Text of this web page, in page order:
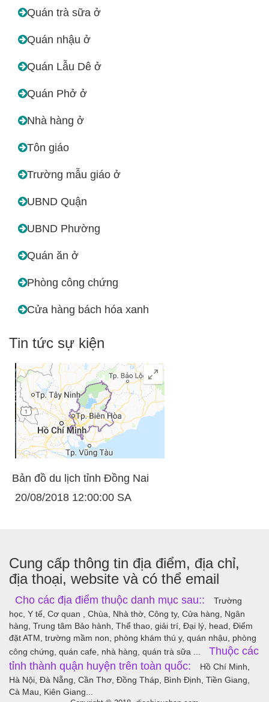
Quán trà sữa ở
Quán nhậu ở
Quán Lẫu Dê ở
Quán Phở ở
Nhà hàng ở
Tôn giáo
Trường mẫu giáo ở
UBND Quận
UBND Phường
Quán ăn ở
Phòng công chứng
Cửa hàng bách hóa xanh
Tin tức sự kiện
Bản đồ du lịch tỉnh Đồng Nai
20/08/2018 12:00:00 SA
Cung cấp thông tin địa điểm, địa chỉ,
địa thoại, website và có thể email
Cho các địa điểm thuộc danh mục sau::
Trường
học, Y tế, Cơ quan , Chùa, Nhà thờ, Công ty, Cửa hàng, Ngân
hàng, Trung tâm Bảo hành, Thể thao, giải trí, Đại lý, head, Điểm
đặt ATM, trường mầm non, phòng khám thú y, quán nhậu, phòng
công chứng, quán cafe, nhà hàng, quán trà sữa ...
Thuộc các
tỉnh thành quận huyện trên toàn quốc:
Hồ Chí Minh,
Hà Nội, Đà Nẵng, Cần Thơ, Đồng Tháp, Bình Định, Tiền Giang,
Cà Mau, Kiên Giang...